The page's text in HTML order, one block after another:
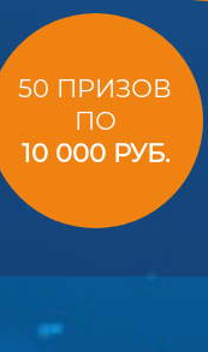
50 ПРИЗОВ
ПО
10 000 РУБ.